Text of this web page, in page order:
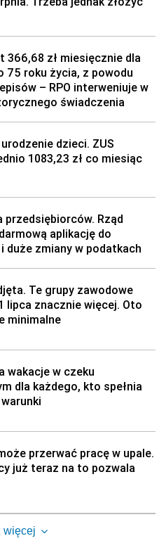
366,68 zł miesięcznie dla
75 roku życia, z powodu
– RPO interweniuje w
świadczenia
dzieci. ZUS
1083,23 zł co miesiąc
przedsiębiorców. Rząd
aplikację do
duże zmiany w podatkach
Te grupy zawodowe
lipca znacznie więcej. Oto
minimalne
wakacje w czeku
dla każdego, kto spełnia
przerwać pracę w upale.
już teraz na to pozwala
więcej